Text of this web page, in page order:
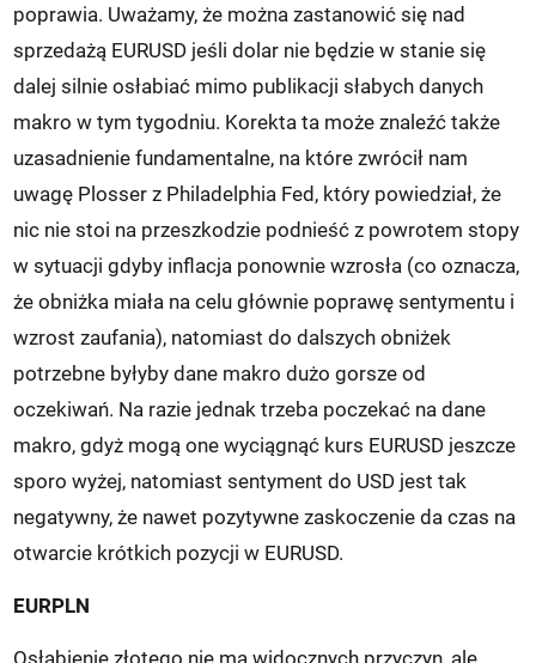
poprawia. Uważamy, że można zastanowić się nad
sprzedażą EURUSD jeśli dolar nie będzie w stanie się
dalej silnie osłabiać mimo publikacji słabych danych
makro w tym tygodniu. Korekta ta może znaleźć także
uzasadnienie fundamentalne, na które zwrócił nam
uwagę Plosser z Philadelphia Fed, który powiedział, że
nic nie stoi na przeszkodzie podnieść z powrotem stopy
w sytuacji gdyby inflacja ponownie wzrosła (co oznacza,
że obniżka miała na celu głównie poprawę sentymentu i
wzrost zaufania), natomiast do dalszych obniżek
potrzebne byłyby dane makro dużo gorsze od
oczekiwań. Na razie jednak trzeba poczekać na dane
makro, gdyż mogą one wyciągnąć kurs EURUSD jeszcze
sporo wyżej, natomiast sentyment do USD jest tak
negatywny, że nawet pozytywne zaskoczenie da czas na
otwarcie krótkich pozycji w EURUSD.
EURPLN
Osłabienie złotego nie ma widocznych przyczyn, ale